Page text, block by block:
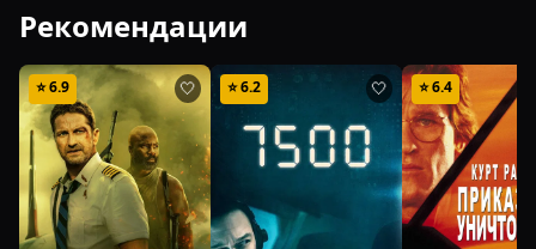
Рекомендации
⭐6.9 🤍 ⭐6.2 🤍 ⭐6.4